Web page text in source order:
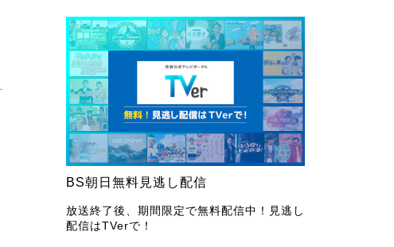
BS朝日無料見逃し配信
放送終了後、期間限定で無料配信中！見逃し
配信はTVerで！